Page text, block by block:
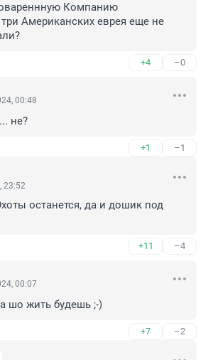
Компанию
Американских еврея еще не
+4 –0
00:48
не?
+1 –1
23:52
останется, да и дошик под
+11 –4
00:07
шо жить будешь ;-)
+7 –2